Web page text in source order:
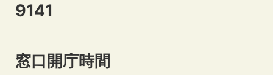
9141
窓口開庁時間